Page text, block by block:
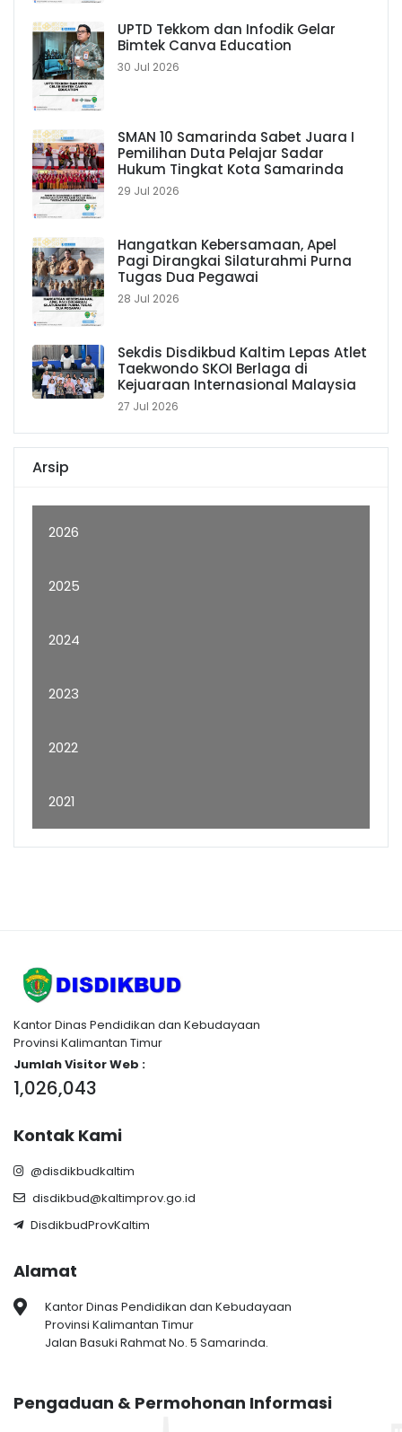
UPTD Tekkom dan Infodik Gelar
Bimtek Canva Education
30 Jul 2026
SMAN 10 Samarinda Sabet Juara I
Pemilihan Duta Pelajar Sadar
Hukum Tingkat Kota Samarinda
29 Jul 2026
Hangatkan Kebersamaan, Apel
Pagi Dirangkai Silaturahmi Purna
Tugas Dua Pegawai
28 Jul 2026
Sekdis Disdikbud Kaltim Lepas Atlet
Taekwondo SKOI Berlaga di
Kejuaraan Internasional Malaysia
27 Jul 2026
Arsip
2026
2025
2024
2023
2022
2021
Kantor Dinas Pendidikan dan Kebudayaan
Provinsi Kalimantan Timur
Jumlah Visitor Web :
1,026,043
Kontak Kami
@disdikbudkaltim
disdikbud@kaltimprov.go.id
DisdikbudProvKaltim
Alamat
Kantor Dinas Pendidikan dan Kebudayaan
Provinsi Kalimantan Timur
Jalan Basuki Rahmat No. 5 Samarinda.
Pengaduan & Permohonan Informasi